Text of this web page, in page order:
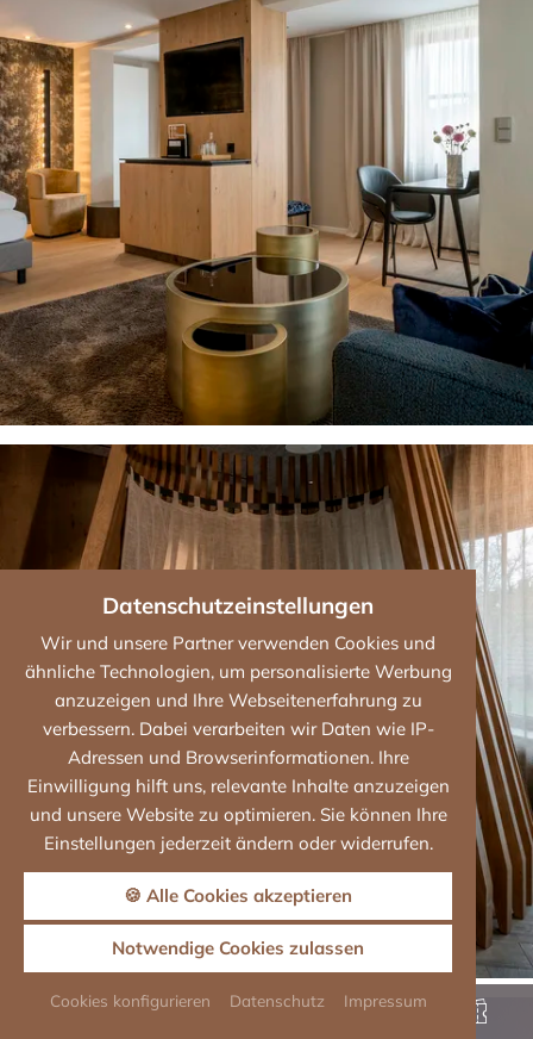
Datenschutzeinstellungen
Wir und unsere Partner verwenden Cookies und
ähnliche Technologien, um personalisierte Werbung
anzuzeigen und Ihre Webseitenerfahrung zu
verbessern. Dabei verarbeiten wir Daten wie IP-
Adressen und Browserinformationen. Ihre
Einwilligung hilft uns, relevante Inhalte anzuzeigen
und unsere Website zu optimieren. Sie können Ihre
Einstellungen jederzeit ändern oder widerrufen.
🍪 Alle Cookies akzeptieren
Notwendige Cookies zulassen
Cookies konfigurieren Datenschutz Impressum